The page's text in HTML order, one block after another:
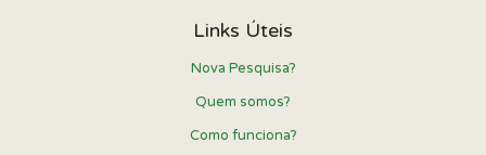
Links Úteis
Nova Pesquisa?
Quem somos?
Como funciona?